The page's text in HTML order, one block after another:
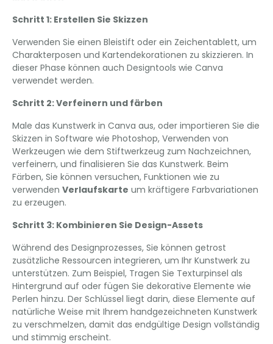
Schritt 1: Erstellen Sie Skizzen
Verwenden Sie einen Bleistift oder ein Zeichentablett, um
Charakterposen und Kartendekorationen zu skizzieren. In
dieser Phase können auch Designtools wie Canva
verwendet werden.
Schritt 2: Verfeinern und färben
Male das Kunstwerk in Canva aus, oder importieren Sie die
Skizzen in Software wie Photoshop, Verwenden von
Werkzeugen wie dem Stiftwerkzeug zum Nachzeichnen,
verfeinern, und finalisieren Sie das Kunstwerk. Beim
Färben, Sie können versuchen, Funktionen wie zu
verwenden Verlaufskarte um kräftigere Farbvariationen
zu erzeugen.
Schritt 3: Kombinieren Sie Design-Assets
Während des Designprozesses, Sie können getrost
zusätzliche Ressourcen integrieren, um Ihr Kunstwerk zu
unterstützen. Zum Beispiel, Tragen Sie Texturpinsel als
Hintergrund auf oder fügen Sie dekorative Elemente wie
Perlen hinzu. Der Schlüssel liegt darin, diese Elemente auf
natürliche Weise mit Ihrem handgezeichneten Kunstwerk
zu verschmelzen, damit das endgültige Design vollständig
und stimmig erscheint.